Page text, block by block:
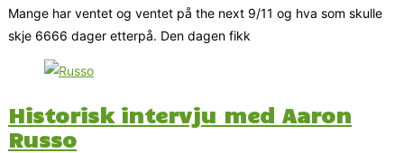
Mange har ventet og ventet på the next 9/11 og hva som skulle
skje 6666 dager etterpå. Den dagen fikk
Historisk intervju med Aaron
Russo